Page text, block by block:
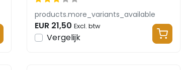
products.more_variants_available
EUR 21,50 Excl. btw
Vergelijk